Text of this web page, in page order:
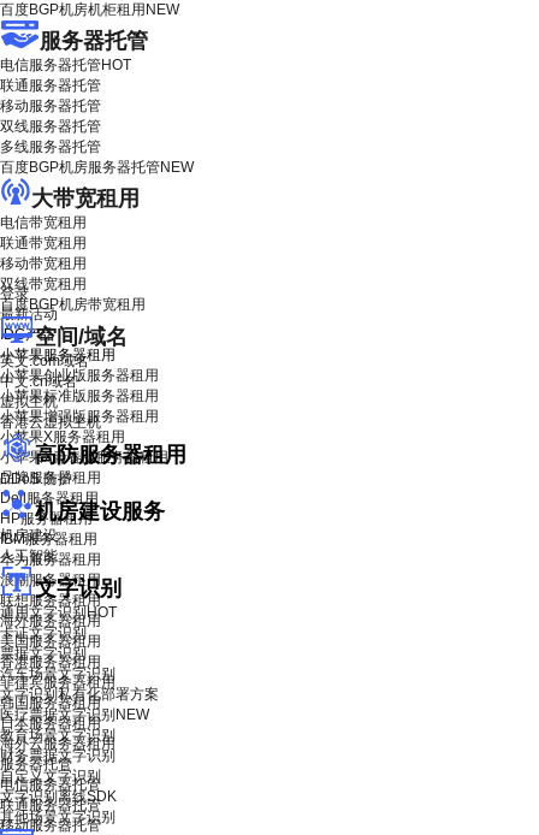
百度BGP机房机柜租用 NEW
服务器托管
电信服务器托管HOT
联通服务器托管
移动服务器托管
双线服务器托管
多线服务器托管
百度BGP机房服务器托管NEW
大带宽租用
电信带宽租用
联通带宽租用
移动带宽租用
双线带宽租用
百度BGP机房带宽租用
空间/域名
英文.com域名
中文.cn域名
虚拟主机
香港云虚拟主机
高防服务器租用
DDoS 防护
机房建设服务
机房建设
人工智能
文字识别
通用文字识别 HOT
卡证文字识别
票据文字识别
汽车场景文字识别
文字识别私有化部署方案
医疗票据文字识别 NEW
教育场景文字识别
财务票据文字识别
自定义文字识别
文字识别离线SDK
其他场景文字识别
登录
最新活动
IDC产品
小苹果服务器租用
小苹果创业版服务器租用
小苹果标准版服务器租用
小苹果增强版服务器租用
小苹果X服务器租用
小苹果X青春版服务器租用
品牌服务器租用
Dell服务器租用
HP服务器租用
IBM服务器租用
华为服务器租用
浪潮服务器租用
联想服务器租用
海外服务器租用
美国服务器租用
香港服务器租用
菲律宾服务器租用
韩国服务器租用
日本服务器租用
海外云服务器租用
服务器托管
电信服务器托管
联通服务器托管
移动服务器托管